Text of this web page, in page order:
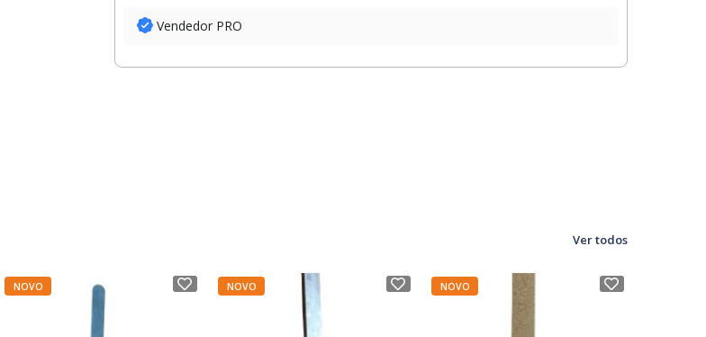
Vendedor PRO
Ver todos
NOVO NOVO NOVO